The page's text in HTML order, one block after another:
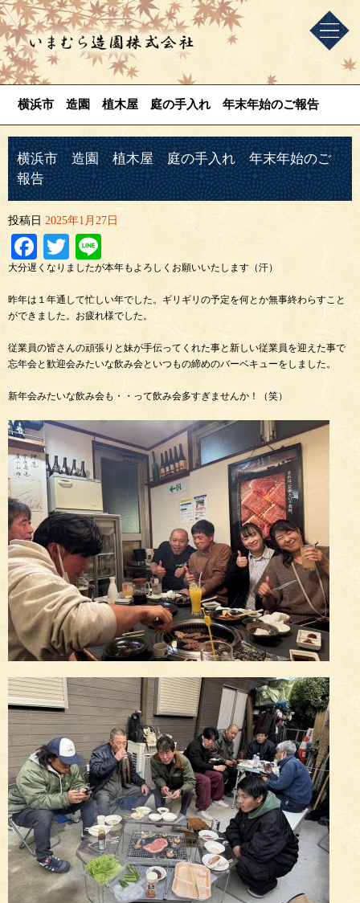
横浜市 造園 植木屋 庭の手入れ 年末年始のご報告
横浜市 造園 植木屋 庭の手入れ 年末年始のご
報告
投稿日 2025年1月27日
Facebook
Twitter
大分遅くなりましたが本年もよろしくお願いいたします（汗）
昨年は１年通して忙しい年でした。ギリギリの予定を何とか無事終わらすこと
ができました。お疲れ様でした。
従業員の皆さんの頑張りと妹が手伝ってくれた事と新しい従業員を迎えた事で
忘年会と歓迎会みたいな飲み会といつもの締めのバーベキューをしました。
新年会みたいな飲み会も・・って飲み会多すぎませんか！（笑）